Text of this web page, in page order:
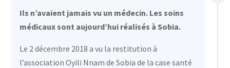
Ils n’avaient jamais vu un médecin. Les soins
médicaux sont aujourd’hui réalisés à Sobia.
Le 2 décembre 2018 a vu la restitution à
l’association Oyili Nnam de Sobia de la case santé